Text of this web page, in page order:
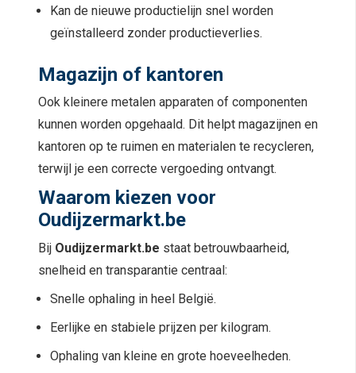
Kan de nieuwe productielijn snel worden
geïnstalleerd zonder productieverlies.
Magazijn of kantoren
Ook kleinere metalen apparaten of componenten
kunnen worden opgehaald. Dit helpt magazijnen en
kantoren op te ruimen en materialen te recycleren,
terwijl je een correcte vergoeding ontvangt.
Waarom kiezen voor
Oudijzermarkt.be
Bij Oudijzermarkt.be staat betrouwbaarheid,
snelheid en transparantie centraal:
Snelle ophaling in heel België.
Eerlijke en stabiele prijzen per kilogram.
Ophaling van kleine en grote hoeveelheden.